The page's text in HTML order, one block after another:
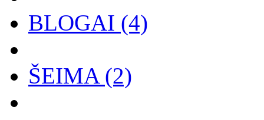
BLOGAI (4)
ŠEIMA(2)